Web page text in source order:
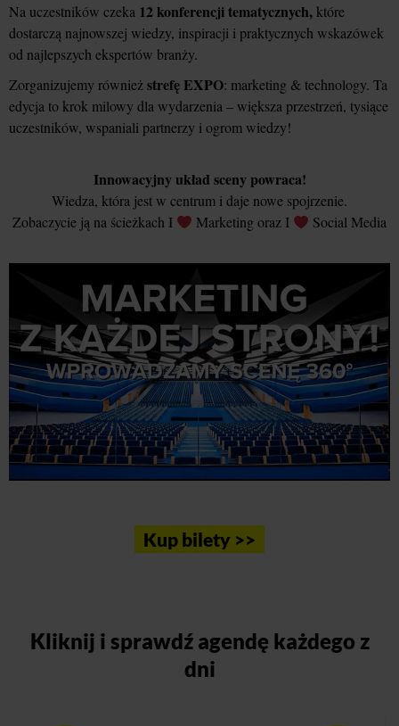
Na uczestników czeka 12 konferencji tematycznych, które
dostarczą najnowszej wiedzy, inspiracji i praktycznych wskazówek
od najlepszych ekspertów branży.
Zorganizujemy równieżstrefę EXPO: marketing & technology. Ta
edycja to krok milowy dla wydarzenia – większa przestrzeń, tysiące
uczestników, wspaniali partnerzy i ogrom wiedzy!
Innowacyjny układ sceny powraca!
Wiedza, która jest w centrum i daje nowe spojrzenie.
Zobaczycie ją na ścieżkach I
Marketing oraz I Social Media
Kup bilety >>
Kliknij i sprawdź agendę każdego z
dni